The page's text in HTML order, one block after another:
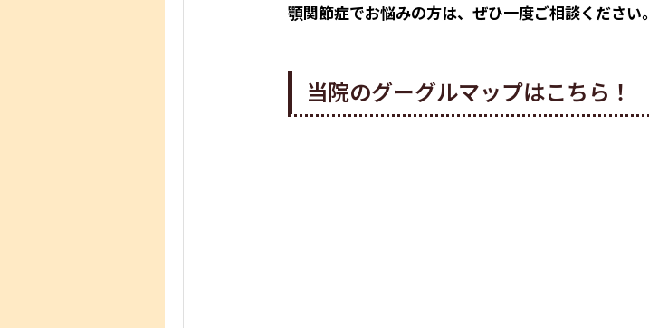
顎関節症でお悩みの方は、ぜひ一度ご相談ください。
当院のグーグルマップはこちら！